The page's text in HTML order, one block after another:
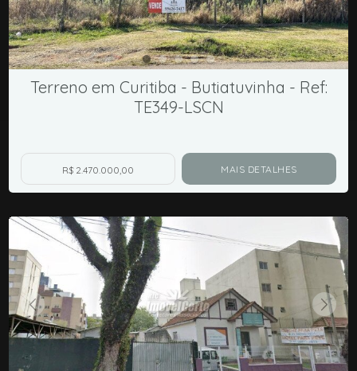
Terreno em Curitiba - Butiatuvinha - Ref:
TE349-LSCN
R$ 2.470.000,00 MAIS DETALHES